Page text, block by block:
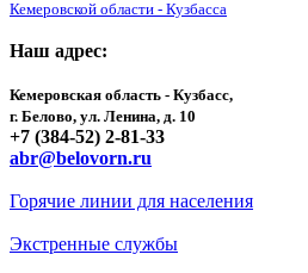
Кемеровской области - Кузбасса
Наш адрес:
Кемеровская область - Кузбасс,
г. Белово, ул. Ленина, д. 10
+7 (384-52) 2-81-33
abr@belovorn.ru
Горячие линии для населения
Экстренные службы